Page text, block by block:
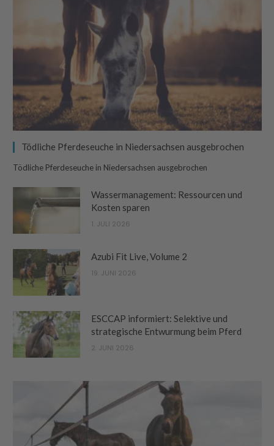
Tödliche Pferdeseuche in Niedersachsen ausgebrochen
Tödliche Pferdeseuche in Niedersachsen ausgebrochen
Wassermanagement: Ressourcen und
Kosten sparen
1. JULI 2026
Azubi Fit Live, Volume 2
19. JUNI 2026
ESCCAP informiert: Selektive und
strategische Entwurmung beim Pferd
2. JUNI 2026